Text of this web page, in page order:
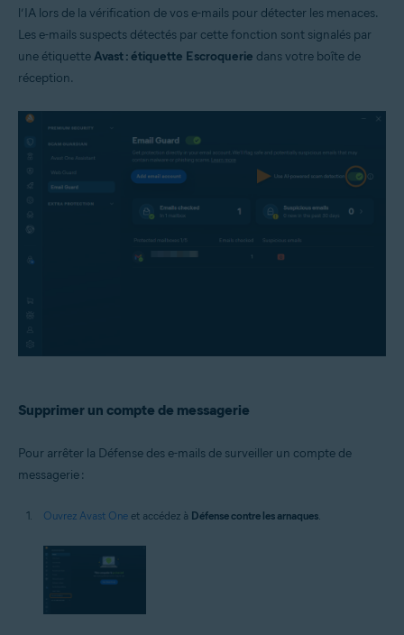
l’IA lors de la vérification de vos e-mails pour détecter les menaces.
Les e-mails suspects détectés par cette fonction sont signalés par
une étiquetteAvast : étiquette Escroquerie dans votre boîte de
réception.
Supprimer un compte de messagerie
Pour arrêter la Défense des e-mails de surveiller un compte de
messagerie :
Ouvrez Avast One et accédez à Défense contre les arnaques